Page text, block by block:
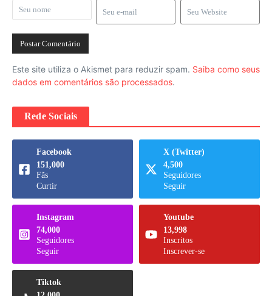
Este site utiliza o Akismet para reduzir spam. Saiba como seus
dados em comentários são processados.
Rede Sociais
Facebook
151,000
Fãs
Curtir
X (Twitter)
4,500
Seguidores
Seguir
Instagram
74,000
Seguidores
Seguir
Youtube
13,998
Inscritos
Inscrever-se
Tiktok